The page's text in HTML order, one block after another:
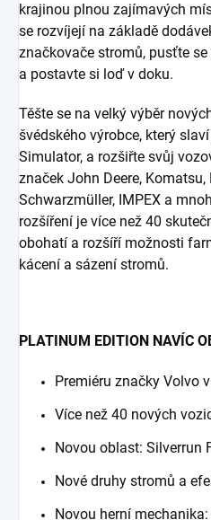
krajinou plnou zajímavých
se rozvíjejí na základě
značkovače stromů, pusťte
a postavte si loď v doku.
Těšte se na velký výběr
švédského výrobce, který
Simulator, a rozšiřte svůj
značek John Deere, Komatsu,
Schwarzmüller, IMPEX a
rozšíření je více než 40
obohatí a rozšíří možnosti
kácení a sázení stromů.
PLATINUM EDITION NAVÍC
Premiéru značky Volvo
Více než 40 nových
Novou oblast: Silverrun
Nové druhy stromů a
Novou herní